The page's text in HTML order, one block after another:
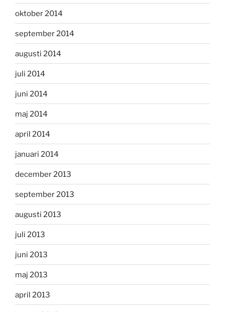
oktober 2014
september 2014
augusti 2014
juli 2014
juni 2014
maj 2014
april 2014
januari 2014
december 2013
september 2013
augusti 2013
juli 2013
juni 2013
maj 2013
april 2013